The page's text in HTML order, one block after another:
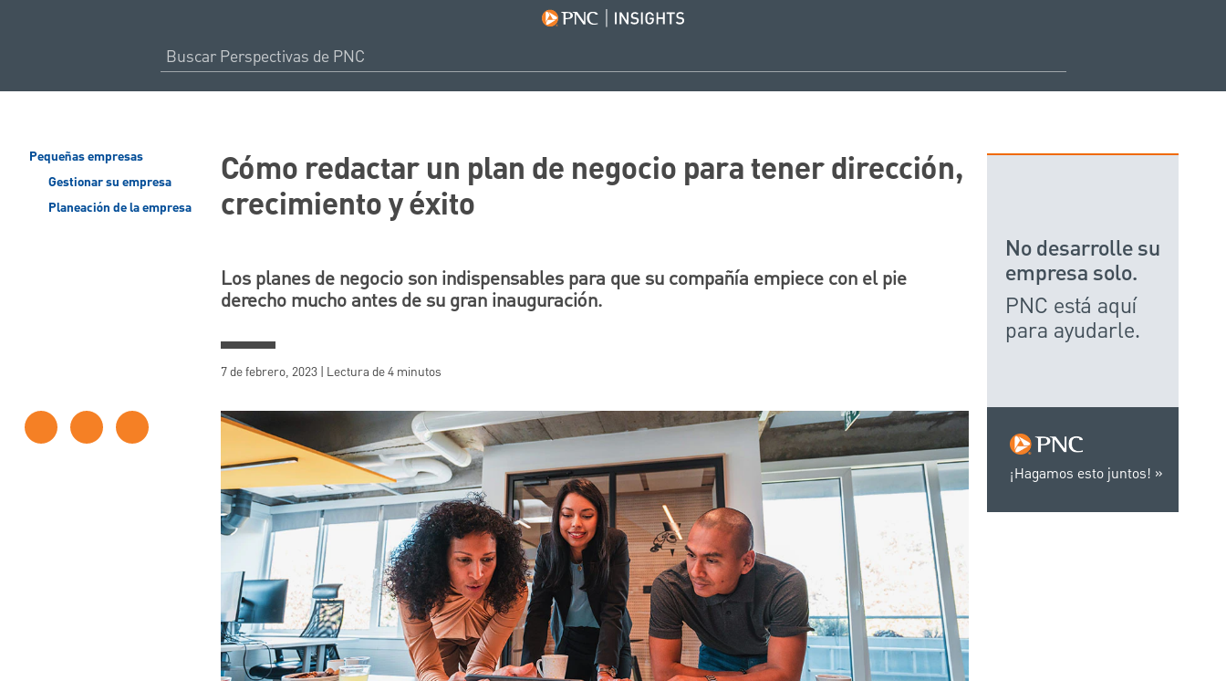
Pequeñas empresas
Gestionar su empresa
Planeación de la empresa
Cómo redactar un plan de negocio para tener dirección,
crecimiento y éxito
Los planes de negocio son indispensables para que su compañía empiece con el pie
derecho mucho antes de su gran inauguración.
7 de febrero, 2023 | Lectura de 4 minutos
¡Hagamos esto juntos!
No desarrolle su
empresa solo.
PNC está aquí
para ayudarle.